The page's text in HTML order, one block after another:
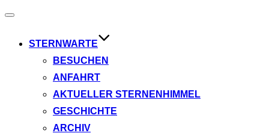
Navigation
STERNWARTE
BESUCHEN
ANFAHRT
AKTUELLER STERNENHIMMEL
GESCHICHTE
ARCHIV